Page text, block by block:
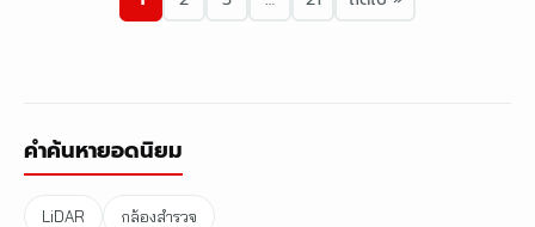
คำค้นหายอดนิยม
LiDAR กล้องสำรวจ